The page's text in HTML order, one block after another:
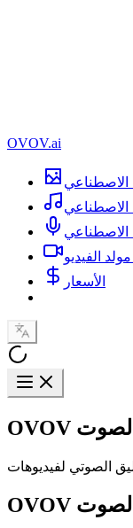
OVOV.ai
الاصطناعي
الاصطناعي
الأسعار